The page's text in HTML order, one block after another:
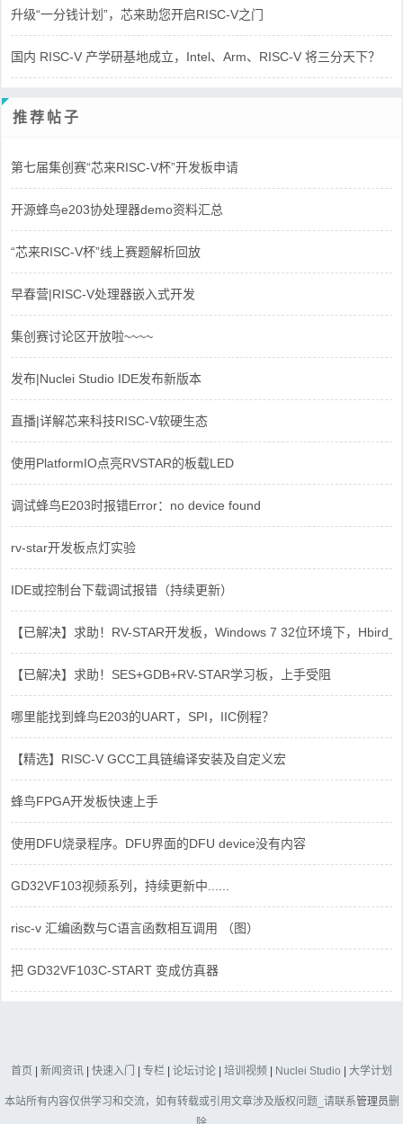
升级“一分钱计划”，芯来助您开启RISC-V之门
国内 RISC-V 产学研基地成立，Intel、Arm、RISC-V 将三分天下？
推荐帖子
第七届集创赛“芯来RISC-V杯”开发板申请
开源蜂鸟e203协处理器demo资料汇总
“芯来RISC-V杯”线上赛题解析回放
早春营|RISC-V处理器嵌入式开发
集创赛讨论区开放啦~~~~
发布|Nuclei Studio IDE发布新版本
直播|详解芯来科技RISC-V软硬生态
使用PlatformIO点亮RVSTAR的板载LED
调试蜂鸟E203时报错Error：no device found
rv-star开发板点灯实验
IDE或控制台下载调试报错（持续更新）
【已解决】求助！RV-STAR开发板，Windows 7 32位环境下，
【已解决】求助！SES+GDB+RV-STAR学习板，上手受阻
哪里能找到蜂鸟E203的UART，SPI，IIC例程？
【精选】RISC-V GCC工具链编译安装及自定义宏
蜂鸟FPGA开发板快速上手
使用DFU烧录程序。DFU界面的DFU device没有内容
GD32VF103视频系列，持续更新中......
risc-v 汇编函数与C语言函数相互调用 （图）
把 GD32VF103C-START 变成仿真器
首页 | 新闻资讯 | 快速入门 | 专栏 | 论坛讨论 | 培训视频 | Nuclei Studio | 大学计划
本站所有内容仅供学习和交流，如有转载或引用文章涉及版权问题_请联系管理员删